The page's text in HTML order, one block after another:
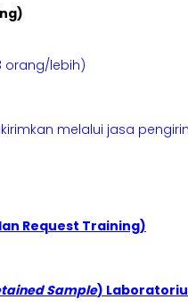
orang/lebih)
melalui jasa
Request Training)
Sample)